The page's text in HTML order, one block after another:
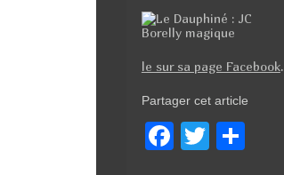
le sur sa page Facebook.
Partager cet article
F T P